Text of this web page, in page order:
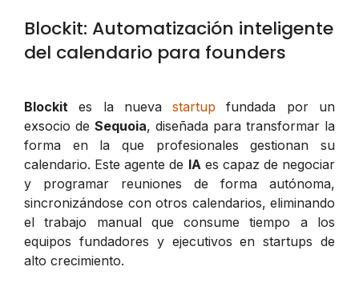
Blockit: Automatización inteligente
del calendario para founders
Blockit es la nuevastartup fundada por un
exsocio de Sequoia, diseñada para transformar la
forma en la que profesionales gestionan su
calendario. Este agente de IA es capaz de negociar
y programar reuniones de forma autónoma,
sincronizándose con otros calendarios, eliminando
el trabajo manual que consume tiempo a los
equipos fundadores y ejecutivos en startups de
alto crecimiento.